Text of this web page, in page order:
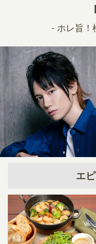
- ホレ旨！
エ